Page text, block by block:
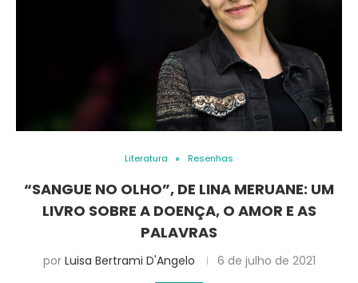
Literatura Resenhas
“SANGUE NO OLHO”, DE LINA MERUANE: UM
LIVRO SOBRE A DOENÇA, O AMOR E AS
PALAVRAS
por Luisa Bertrami D'Angelo 6 de julho de 2021